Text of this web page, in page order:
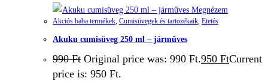
Megnézem
Akciós baba termékek, Cumisüvegek és tartozékaik, Etetés
Akuku cumisüveg 250 ml – járműves
990Ft Original price was: 990 Ft.950 FtCurrent
price is: 950 Ft.